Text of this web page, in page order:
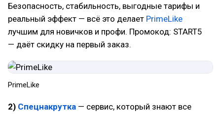
Безопасность, стабильность, выгодные тарифы и
реальный эффект — всё это делает PrimeLike
лучшим для новичков и профи. Промокод: START5
— даёт скидку на первый заказ.
PrimeLike
2) Спецнакрутка — сервис, который знают все